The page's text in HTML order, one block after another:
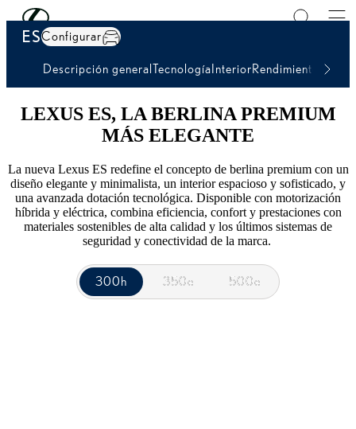
Skip to Main Content
ESConfigurar
Descripción generalTecnologíaInteriorRendimiento
LEXUS ES, LA BERLINA PREMIUM
MÁS ELEGANTE
La nueva Lexus ES redefine el concepto de berlina premium con un
diseño elegante y minimalista, un interior espacioso y sofisticado, y
una avanzada dotación tecnológica. Disponible con motorización
híbrida y eléctrica, combina eficiencia, confort y prestaciones con
materiales sostenibles de alta calidad y los últimos sistemas de
seguridad y conectividad de la marca.
300h
300h 350e
350e 500e
500e